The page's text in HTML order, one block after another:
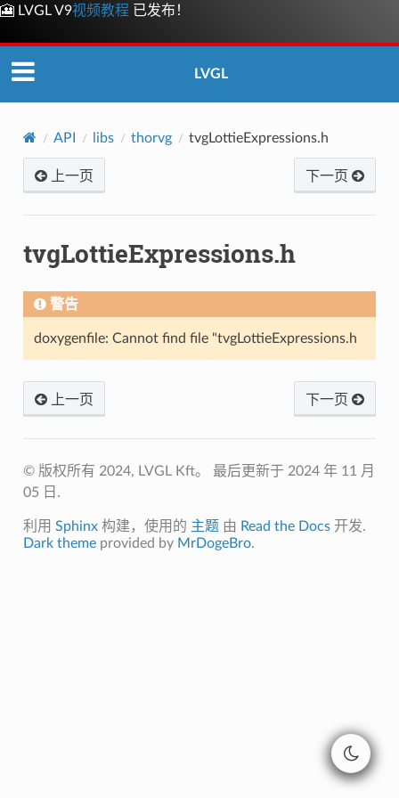
🎦 LVGL V9视频教程 已发布！
LVGL
API libs thorvg tvgLottieExpressions.h
上一页 下一页
tvgLottieExpressions.h
警告
doxygenfile: Cannot find file "tvgLottieExpressions.h
上一页 下一页
© 版权所有 2024, LVGL Kft。 最后更新于 2024 年 11 月
05 日.
利用 Sphinx构建，使用的 主题 由 Read the Docs开发.
Dark themeprovided by MrDogeBro.